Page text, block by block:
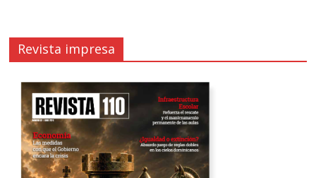
Revista impresa